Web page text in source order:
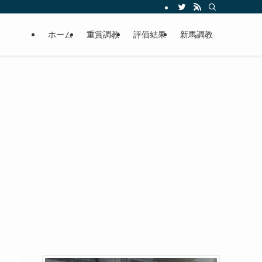
ホーム 重賞調教 評価結果 新馬調教